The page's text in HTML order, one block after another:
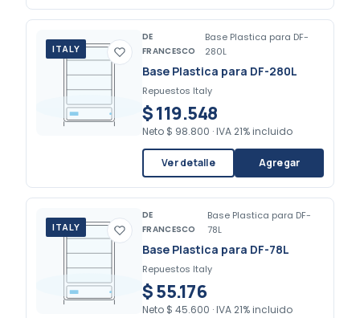
ITALY
DE
FRANCESCO
Base Plastica para DF-
280L
Base Plastica para DF-280L
Repuestos Italy
$ 119.548
Neto $ 98.800 · IVA 21% incluido
Ver detalle Agregar
ITALY
DE
FRANCESCO
Base Plastica para DF-
78L
Base Plastica para DF-78L
Repuestos Italy
$ 55.176
Neto $ 45.600 · IVA 21% incluido